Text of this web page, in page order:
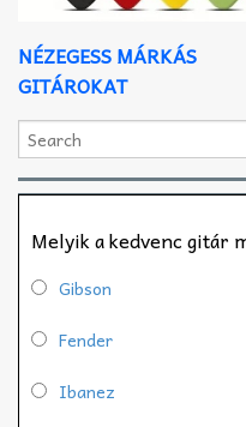
NÉZEGESS MÁRKÁS
GITÁROKAT
Melyik a kedvenc gitár
Gibson
Fender
Ibanez